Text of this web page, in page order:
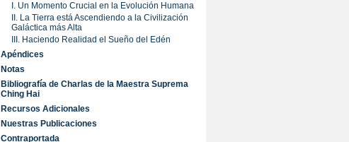
I. Un Momento Crucial en la Evolución Humana
II. La Tierra está Ascendiendo a la Civilización
Galáctica más Alta
III. Haciendo Realidad el Sueño del Edén
Apéndices
Notas
Bibliografía de Charlas de la Maestra Suprema
Ching Hai
Recursos Adicionales
Nuestras Publicaciones
Contraportada